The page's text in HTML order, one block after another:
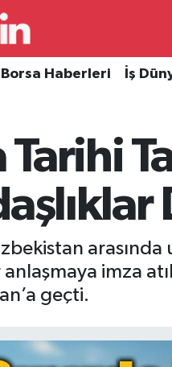
Borsa Haberleri İş
Tarihi
imza
geçti.